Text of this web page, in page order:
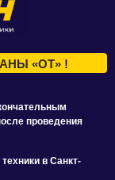
«ОТ» !
проведения
в Санкт-